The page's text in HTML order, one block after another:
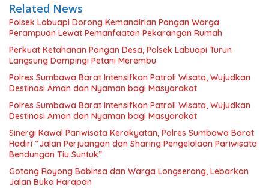
Related News
Polsek Labuapi Dorong Kemandirian Pangan Warga
Perampuan Lewat Pemanfaatan Pekarangan Rumah
Perkuat Ketahanan Pangan Desa, Polsek Labuapi Turun
Langsung Dampingi Petani Merembu
Polres Sumbawa Barat Intensifkan Patroli Wisata, Wujudkan
Destinasi Aman dan Nyaman bagi Masyarakat
Polres Sumbawa Barat Intensifkan Patroli Wisata, Wujudkan
Destinasi Aman dan Nyaman bagi Masyarakat
Sinergi Kawal Pariwisata Kerakyatan, Polres Sumbawa Barat
Hadiri “Jalan Perjuangan dan Sharing Pengelolaan Pariwisata
Bendungan Tiu Suntuk”
Gotong Royong Babinsa dan Warga Longserang, Lebarkan
Jalan Buka Harapan